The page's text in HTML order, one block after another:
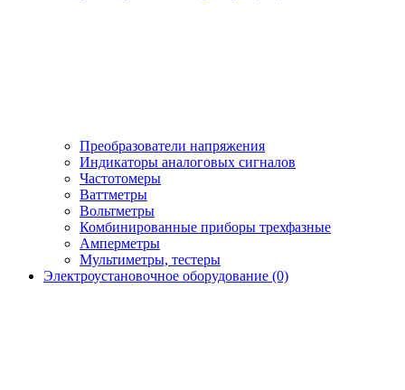
Преобразователи напряжения
Индикаторы аналоговых сигналов
Частотомеры
Ваттметры
Вольтметры
Комбинированные приборы трехфазные
Амперметры
Мультиметры, тестеры
Электроустановочное оборудование (0)